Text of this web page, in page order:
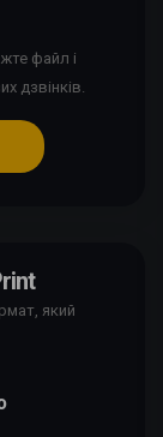
файл і
дзвінків.
який